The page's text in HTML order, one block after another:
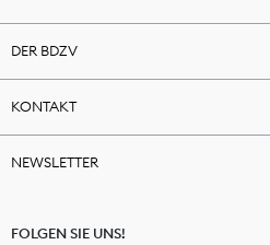
DER BDZV
KONTAKT
NEWSLETTER
FOLGEN SIE UNS!